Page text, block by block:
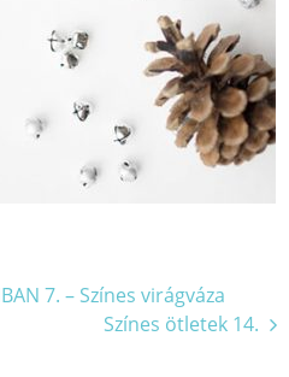
7. – Színes virágváza
Színes ötletek 14.